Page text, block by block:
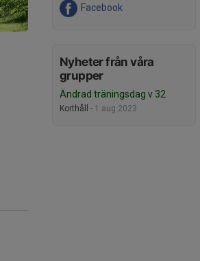
Facebook
Nyheter från våra
grupper
Ändrad träningsdag v 32
Korthåll - 1 aug 2023